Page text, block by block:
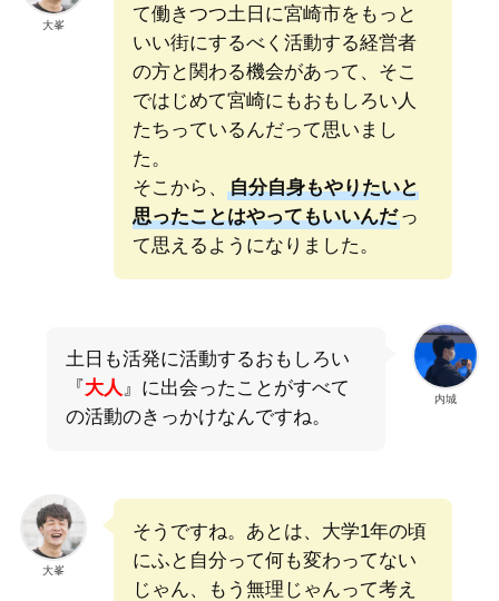
大峯
て働きつつ土日に宮崎市をもっと
いい街にするべく活動する経営者
の方と関わる機会があって、そこ
ではじめて宮崎にもおもしろい人
たちっているんだって思いまし
た。
そこから、
自分自身もやりたいと
思ったことはやってもいいんだっ
て思えるようになりました。
内城
土日も活発に活動するおもしろい
『大人』に出会ったことがすべて
の活動のきっかけなんですね。
大峯
そうですね。あとは、大学1年の頃
にふと自分って何も変わってない
じゃん、もう無理じゃんって考え